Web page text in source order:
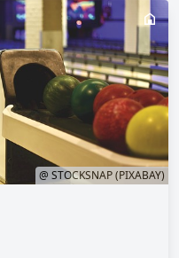
@ STOCKSNAP (PIXABAY)